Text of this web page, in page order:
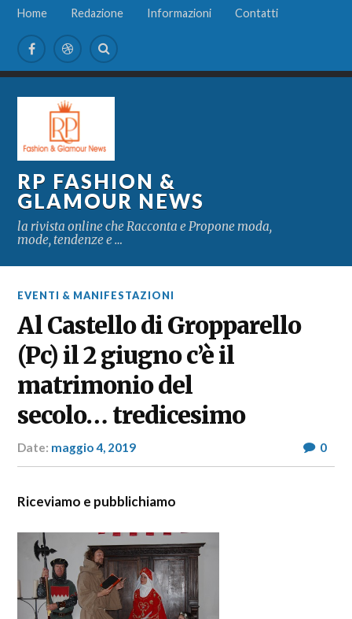
Home Redazione Informazioni Contatti
RP FASHION &
GLAMOUR NEWS
la rivista online che Racconta e Propone moda,
mode, tendenze e …
EVENTI & MANIFESTAZIONI
Al Castello di Gropparello
(Pc) il 2 giugno c’è il
matrimonio del
secolo… tredicesimo
Date: maggio 4, 2019
Glamour
0
Riceviamo e pubblichiamo